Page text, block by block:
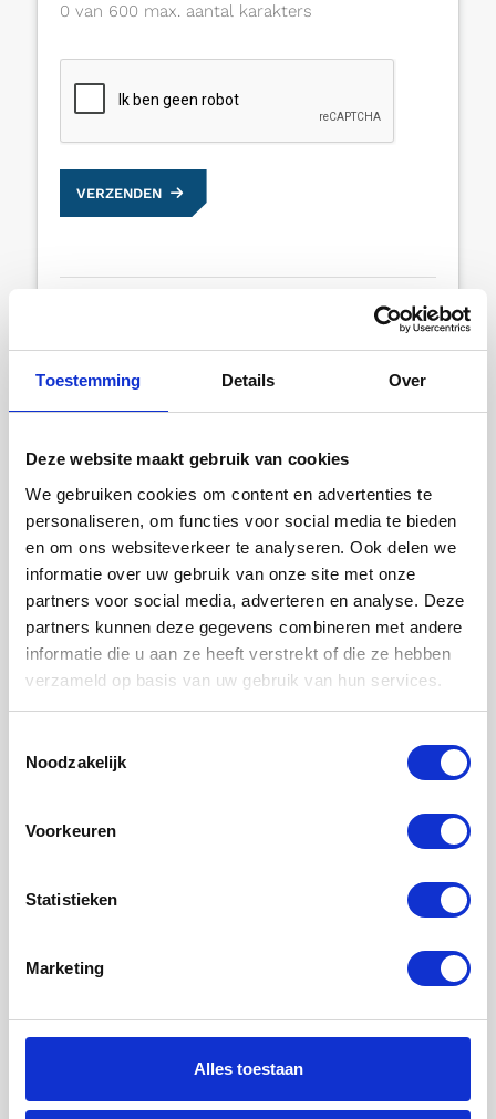
Toestemming Details Over
Deze website maakt gebruik van cookies
We gebruiken cookies om content en advertenties te
personaliseren, om functies voor social media te bieden
en om ons websiteverkeer te analyseren. Ook delen we
informatie over uw gebruik van onze site met onze
partners voor social media, adverteren en analyse. Deze
partners kunnen deze gegevens combineren met andere
informatie die u aan ze heeft verstrekt of die ze hebben
verzameld op basis van uw gebruik van hun services.
Noodzakelijk
Voorkeuren
Statistieken
Marketing
Alles toestaan
0 van 600 max. aantal karakters
VERZENDEN
Gerelateerde artikelen
10 JUNI 2026